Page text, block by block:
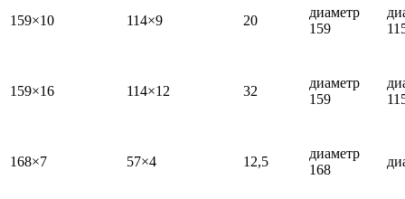
159×10 114×9 20
диаметр
159
159×16 114×12 32
диаметр
159
168×7 57×4 12,5
диаметр
168